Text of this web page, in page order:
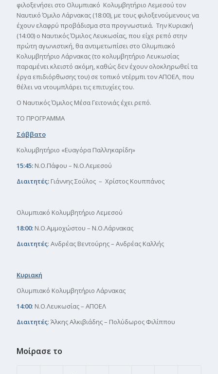
φιλοξενήσει στο Ολυμπιακό Κολυμβητήριο Λεμεσού τον
Ναυτικό Όμιλο Λάρνακας (18:00), με τους φιλοξενούμενους να
έχουν ελαφρύ προβάδισμα στα προγνωστικά. Την Κυριακή
(14:00) ο Ναυτικός Όμιλος Λευκωσίας, που είχε ρεπό στην
πρώτη αγωνιστική, θα αντιμετωπίσει στο Ολυμπιακό
Κολυμβητήριο Λάρνακας (το κολυμβητήριο Λευκωσίας
παραμένει κλειστό ακόμη, καθώς δεν έχουν ολοκληρωθεί τα
έργα επιδιόρθωσης του) σε τοπικό ντέρμπι τον ΑΠΟΕΛ, που
θέλει να ντουμπλάρει τις επιτυχίες του.
Ο Ναυτικός Όμιλος Μέσα Γειτονιάς έχει ρεπό.
ΤΟ ΠΡΟΓΡΑΜΜΑ
Σάββατο
Κολυμβητήριο «Ευαγόρα Παλληκαρίδη»
15:45:Ν.Ο.Πάφου – Ν.Ο.Λεμεσού
Διαιτητές: Γιάννης Σούλος – Χρίστος Κουππάνος
Ολυμπιακό Κολυμβητήριο Λεμεσού
18:00:Ν.Ο.Αμμοχώστου – Ν.Ο.Λάρνακας
Διαιτητές: Ανδρέας Βεντούρης – Ανδρέας Καλλής
Κυριακή
Ολυμπιακό Κολυμβητήριο Λάρνακας
14:00: Ν.Ο.Λευκωσίας – ΑΠΟΕΛ
Διαιτητές: Άλκης Αλκιβιάδης – Πολύδωρος Φιλίππου
Μοίρασε το